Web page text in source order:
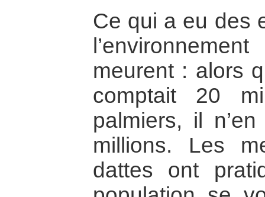
Ce qui a eu des
meurent : alors
comptait 20
palmiers, il
millions. Les
dattes ont